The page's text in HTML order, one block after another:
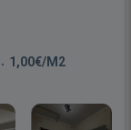
1,00€/M2